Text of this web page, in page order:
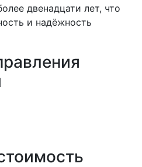
двенадцати лет, что
и надёжность